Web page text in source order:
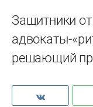
Защитники
адвокаты-
решающий